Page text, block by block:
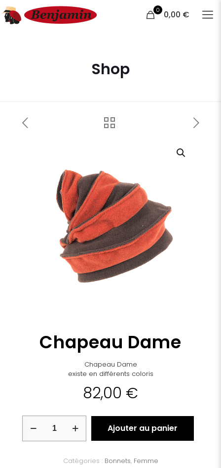
0 0,00 €
Shop
Chapeau Dame
Chapeau Dame
existe en différents coloris
82,00 €
Chapeau
Ajouter au panier
Catégories : Bonnets, Femme